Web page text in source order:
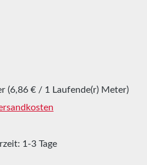
(6,86 € / 1 Laufende(r) Meter)
1-3 Tage